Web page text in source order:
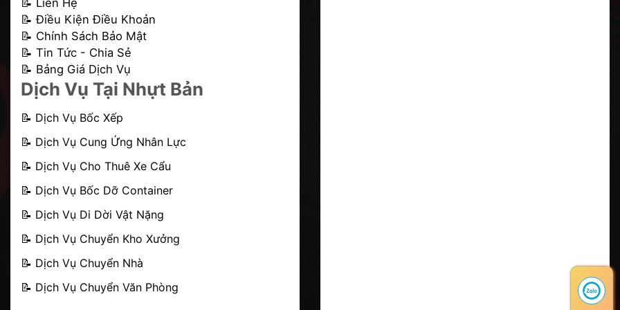
📝 Điều Kiện Điều Khoản
📝 Chính Sách Bảo Mật
📝 Tin Tức - Chia Sẻ
📝 Bảng Giá Dịch Vụ
Dịch Vụ Tại Nhựt Bản
📝 Dịch Vụ Bốc Xếp
📝 Dịch Vụ Cung Ứng Nhân Lực
📝 Dịch Vụ Cho Thuê Xe Cẩu
📝 Dịch Vụ Bốc Dỡ Container
📝 Dịch Vụ Di Dời Vật Nặng
📝 Dịch Vụ Chuyển Kho Xưởng
📝 Dịch Vụ Chuyển Nhà
📝 Dịch Vụ Chuyển Văn Phòng